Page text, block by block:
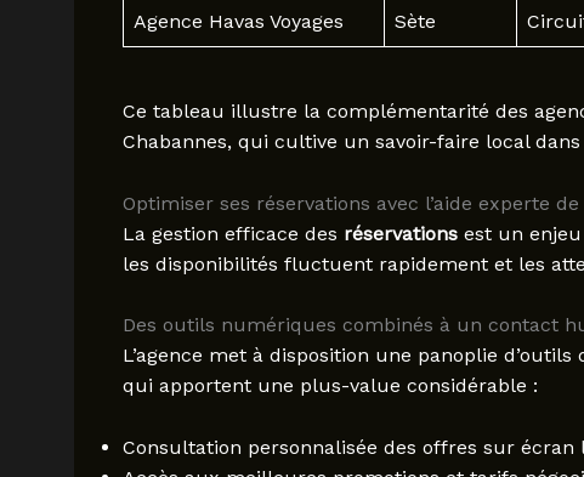
Agence Havas Voyages Sète
Ce tableau illustre la complémentarité des
Chabannes, qui cultive un savoir-faire local
Optimiser ses réservations avec l’aide experte de
La gestion efficace des réservationsest un enjeu
les disponibilités fluctuent rapidement et les
Des outils numériques combinés à un contact
L’agence met à disposition une panoplie
qui apportent une plus-value considérable :
Consultation personnalisée des offres sur écran